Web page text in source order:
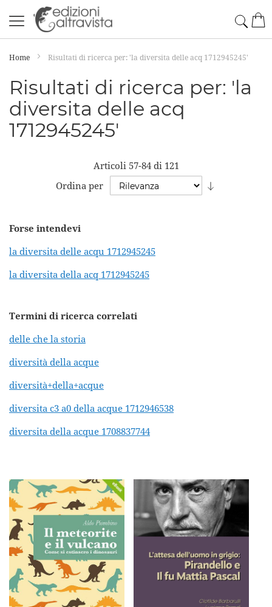
al
contenuto
Home Risultati di ricerca per: 'la diversita delle acq 1712945245'
Risultati di ricerca per: 'la
diversita delle acq
1712945245'
Articoli 57-84di 121
Ordina per
Forse intendevi
la diversita delle acqu 1712945245
la diversita della acq 1712945245
Termini di ricerca correlati
delle che la storia
diversità della acque
diversità+della+acque
diversita c3 a0 della acque 1712946538
diversita della acque 1708837744